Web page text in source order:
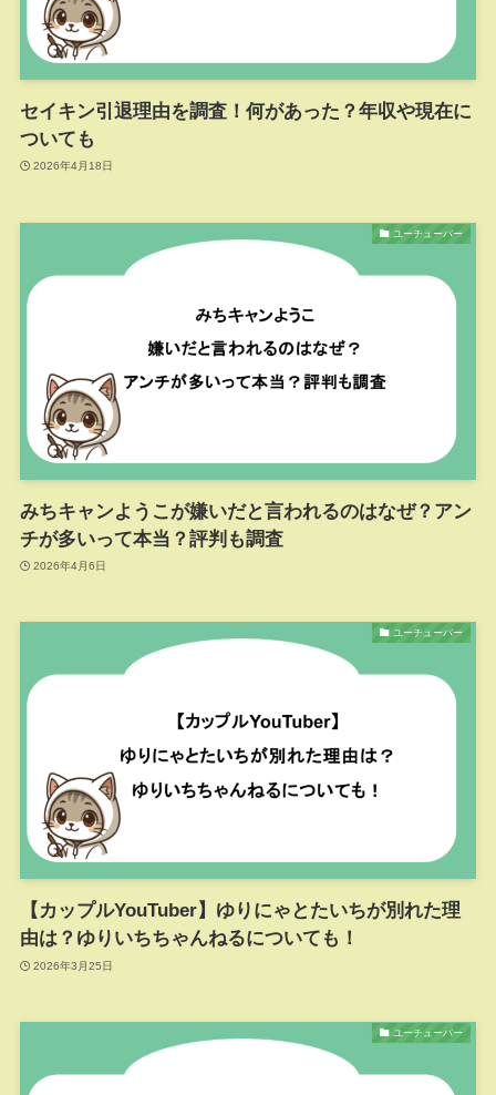
セイキン引退理由を調査！何があった？年収や現在に
ついても
2026年4月18日
ユーチューバー
みちキャンようこが嫌いだと言われるのはなぜ？アン
チが多いって本当？評判も調査
2026年4月6日
ユーチューバー
【カップルYouTuber】ゆりにゃとたいちが別れた理
由は？ゆりいちちゃんねるについても！
2026年3月25日
ユーチューバー